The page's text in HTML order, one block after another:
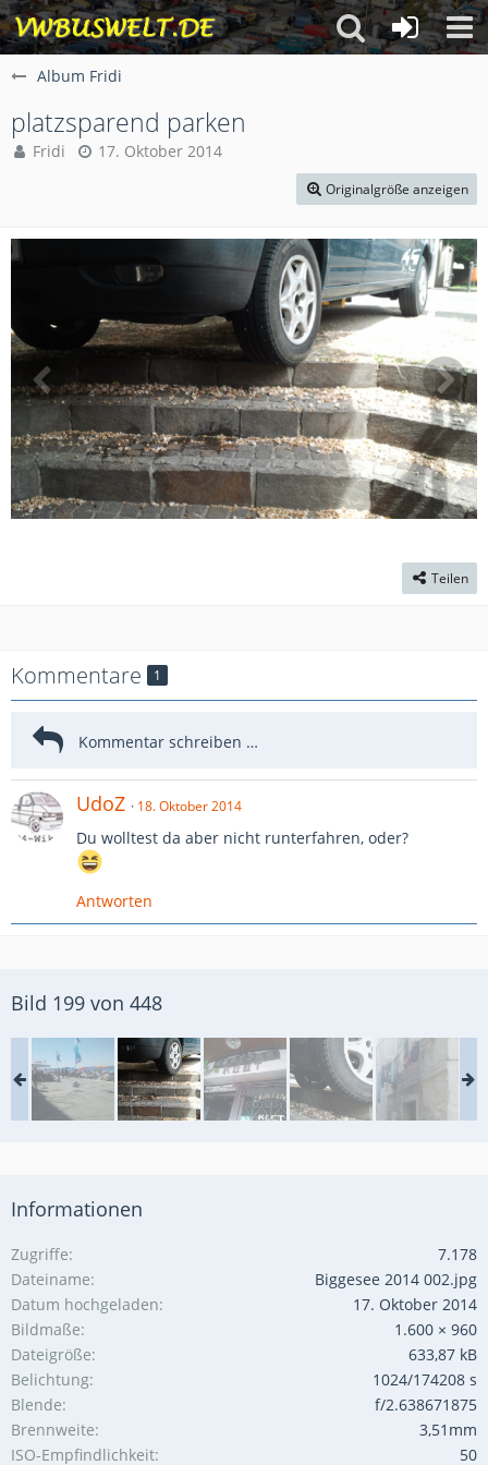
Album Fridi
platzsparend parken
Fridi 17. Oktober 2014
Originalgröße anzeigen
Teilen
Kommentare 1
UdoZ 18. Oktober 2014
Du wolltest da aber nicht runterfahren, oder?
Antworten
Bild 199 von 448
Informationen
Zugriffe
7.178
Dateiname
Biggesee 2014 002.jpg
Datum hochgeladen
17. Oktober 2014
Bildmaße
1.600 × 960
Dateigröße
633,87 kB
Belichtung
1024/174208 s
Blende
f/2.638671875
Brennweite
3,51mm
ISO-Empfindlichkeit
50